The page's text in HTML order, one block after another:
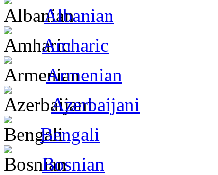
Albanian
Amharic
Armenian
Azerbaijani
Bengali
Bosnian